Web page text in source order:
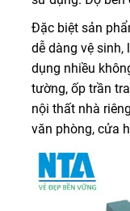
Đặc biệt sản
dễ dàng vệ
dụng nhiều
tường, ốp trần
nội thất nhà
văn phòng, cửa